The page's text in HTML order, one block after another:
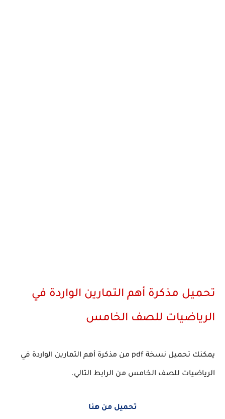
تحميل مذكرة أهم التمارين الواردة في
الرياضيات للصف الخامس
يمكنك تحميل نسخة pdf من مذكرة أهم التمارين الواردة في
الرياضيات للصف الخامس من الرابط التالي.
تحميل من هنا